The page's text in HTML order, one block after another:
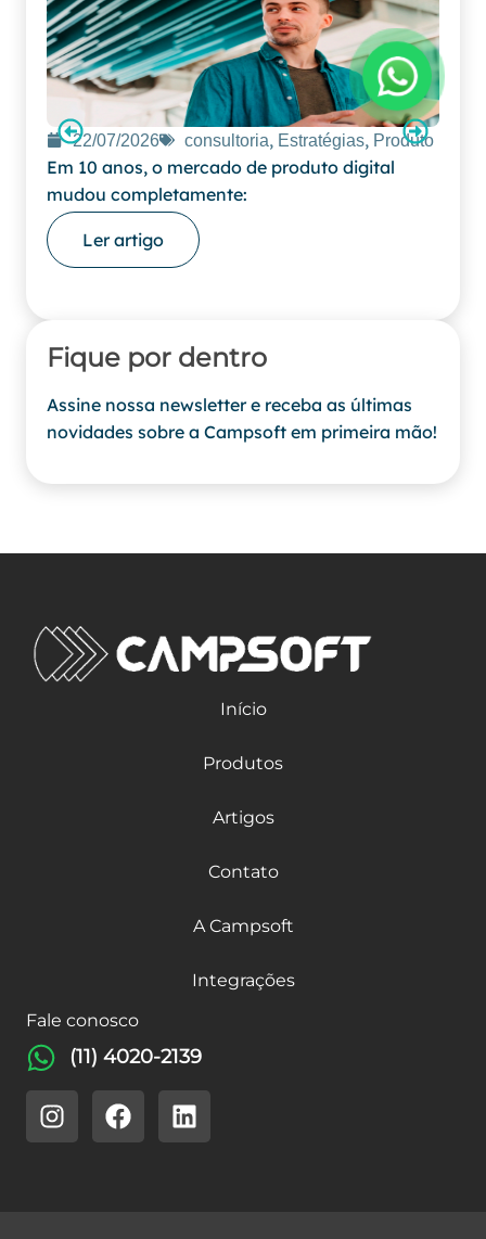
22/07/2026 consultoria, Estratégias, Produto
Em 10 anos, o mercado de produto digital
mudou completamente:
Ler artigo
Fique por dentro
Assine nossa newsletter e receba as últimas
novidades sobre a Campsoft em primeira mão!
Início
Produtos
Artigos
Contato
A Campsoft
Integrações
Fale conosco
(11) 4020-2139